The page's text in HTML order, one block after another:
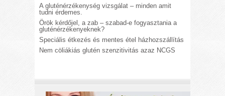
A gluténérzékenység vizsgálat – minden amit
tudni érdemes.
Örök kérdőjel, a zab – szabad-e fogyasztania a
gluténérzékenyeknek?
Speciális étkezés és mentes étel házhozszállítás
Nem cöliákiás glutén szenzitivitás azaz NCGS